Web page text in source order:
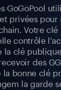
GoGoPool
privées pour
Votre
contrôle
la clé
des
la bonne clé
la garde